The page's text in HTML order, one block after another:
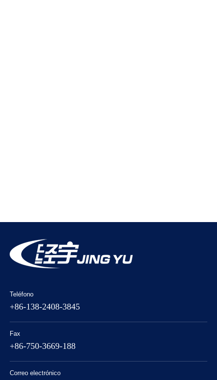
Teléfono
+86-138-2408-3845
Fax
+86-750-3669-188
Correo electrónico